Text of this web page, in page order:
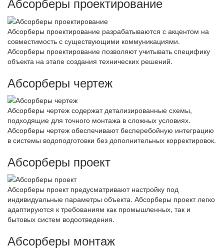
Абсорберы проектирование разрабатываются с акцентом на
совместимость с существующими коммуникациями.
Абсорберы проектирование позволяют учитывать специфику
объекта на этапе создания технических решений.
Абсорберы чертеж
Абсорберы чертеж содержат детализированные схемы,
подходящие для точного монтажа в сложных условиях.
Абсорберы чертеж обеспечивают бесперебойную интеграцию
в системы водоподготовки без дополнительных корректировок.
Абсорберы проект
Абсорберы проект предусматривают настройку под
индивидуальные параметры объекта. Абсорберы проект легко
адаптируются к требованиям как промышленных, так и
бытовых систем водоотведения.
Абсорберы монтаж